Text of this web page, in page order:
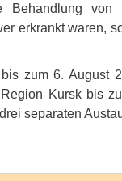
Behandlung
erkrankt waren,
zum 6. August
Kursk bis
separaten